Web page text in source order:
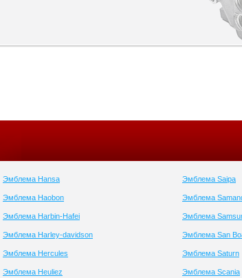
Эмблема Hansa
Эмблема Haobon
Эмблема Harbin-Hafei
Эмблема Harley-davidson
Эмблема Hercules
Эмблема Heuliez
Эмблема Saipa
Эмблема
Эмблема
Эмблема San
Эмблема Saturn
Эмблема Scania